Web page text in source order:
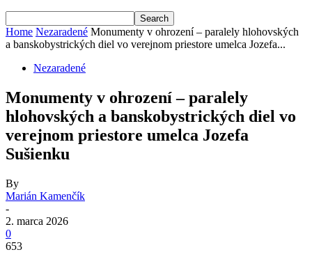
Home Nezaradené Monumenty v ohrození – paralely hlohovských
a banskobystrických diel vo verejnom priestore umelca Jozefa...
Nezaradené
Monumenty v ohrození – paralely
hlohovských a banskobystrických diel vo
verejnom priestore umelca Jozefa
Sušienku
By
Marián Kamenčík
-
2. marca 2026
0
653